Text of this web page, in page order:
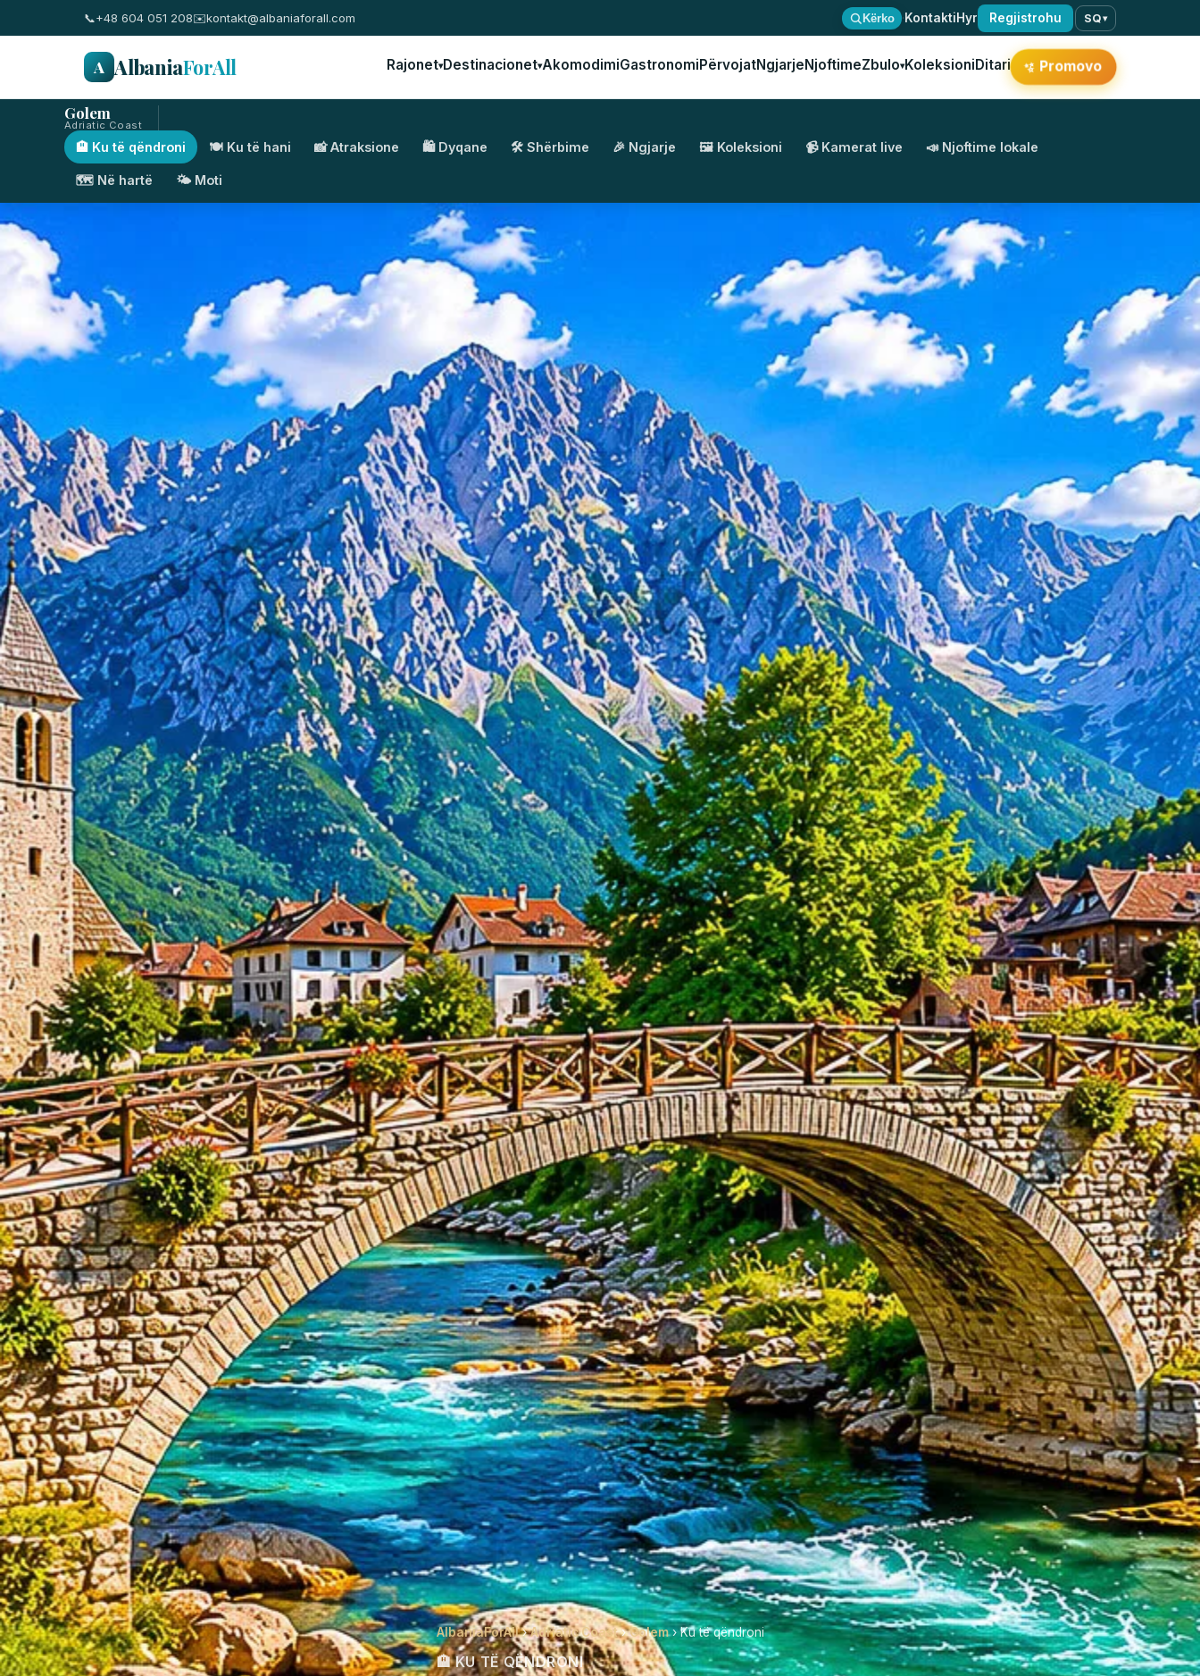
📞+48 604 051 208✉️kontakt@albaniaforall.com Kërko ·KontaktiHyr Regjistrohu SQ▾
A AlbaniaForAll Rajonet▾Destinacionet▾AkomodimiGastronomiPërvojatNgjarjeNjoftimeZbulo▾KoleksioniDitari ✨ Promovo
Golem
Adriatic Coast
🏨 Ku të qëndroni 🍽️ Ku të hani 📸 Atraksione 🛍️ Dyqane 🛠️ Shërbime 🎉 Ngjarje 🖼️ Koleksioni 📹 Kamerat live 📣 Njoftime lokale
🗺️ Në hartë 🌤️ Moti
AlbaniaForAll›Adriatic Coast›Golem› Ku të qëndroni
🏨 KU TË QËNDRONI